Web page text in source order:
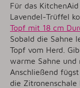
Für das
Lavendel-Trüffel
Topf mit 18 cm
Sobald die Sahne
Topf vom Herd.
warme Sahne und
Anschließend
die Zitronenschale